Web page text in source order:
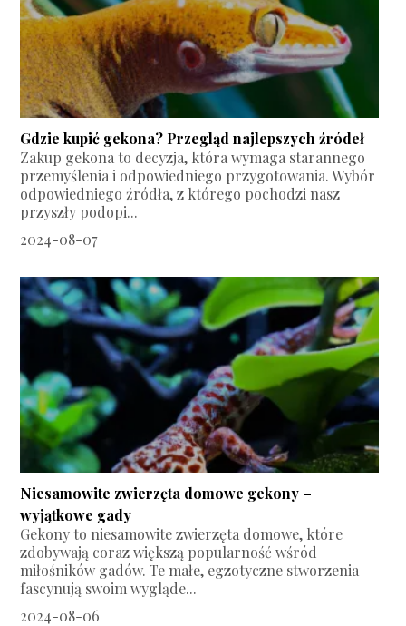
Gdzie kupić gekona? Przegląd najlepszych źródeł
Zakup gekona to decyzja, która wymaga starannego
przemyślenia i odpowiedniego przygotowania. Wybór
odpowiedniego źródła, z którego pochodzi nasz
przyszły podopi...
2024-08-07
Niesamowite zwierzęta domowe gekony –
wyjątkowe gady
Gekony to niesamowite zwierzęta domowe, które
zdobywają coraz większą popularność wśród
miłośników gadów. Te małe, egzotyczne stworzenia
fascynują swoim wygląde...
2024-08-06